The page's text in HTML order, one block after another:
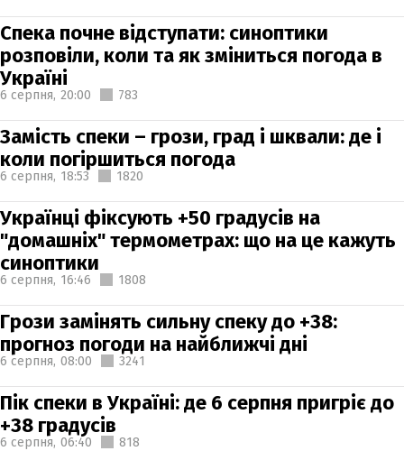
Спека почне відступати: синоптики
розповіли, коли та як зміниться погода в
Україні
6 серпня, 20:00 783
Замість спеки – грози, град і шквали: де і
коли погіршиться погода
6 серпня, 18:53 1820
Українці фіксують +50 градусів на
"домашніх" термометрах: що на це кажуть
синоптики
6 серпня, 16:46 1808
Грози замінять сильну спеку до +38:
прогноз погоди на найближчі дні
6 серпня, 08:00 3241
Пік спеки в Україні: де 6 серпня пригріє до
+38 градусів
6 серпня, 06:40 818